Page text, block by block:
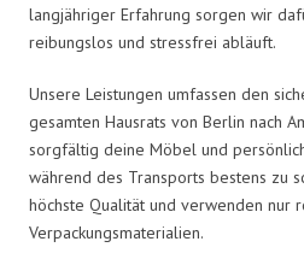
langjähriger Erfahrung sorgen wir
reibungslos und stressfrei abläuft.
Unsere Leistungen umfassen den
gesamten Hausrats von Berlin nach
sorgfältig deine Möbel und
während des Transports bestens zu
höchste Qualität und verwenden nur
Verpackungsmaterialien.